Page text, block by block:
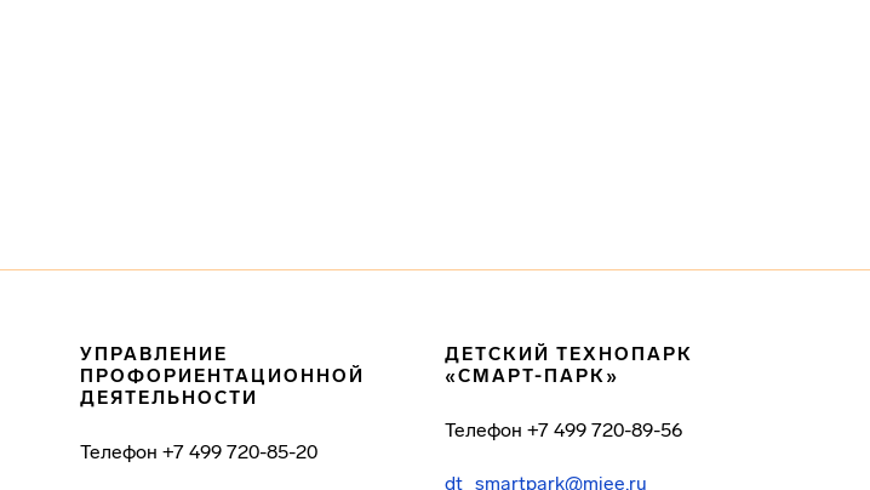
УПРАВЛЕНИЕ
ПРОФОРИЕНТАЦИОННОЙ
ДЕЯТЕЛЬНОСТИ
Телефон +7 499 720-85-20
ДЕТСКИЙ ТЕХНОПАРК
«СМАРТ-ПАРК»
Телефон +7 499 720-89-56
dt_smartpark@miee.ru